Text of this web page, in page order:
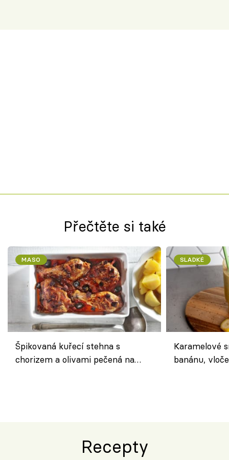
Přečtěte si také
MASO
Špikovaná kuřecí stehna s
chorizem a olivami pečená na
SLADKÉ
Karamelové
banánu,
Recepty